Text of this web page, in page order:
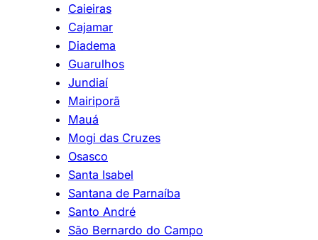
Caieiras
Cajamar
Diadema
Guarulhos
Jundiaí
Mairiporã
Mauá
Mogi das Cruzes
Osasco
Santa Isabel
Santana de Parnaíba
Santo André
São Bernardo do Campo